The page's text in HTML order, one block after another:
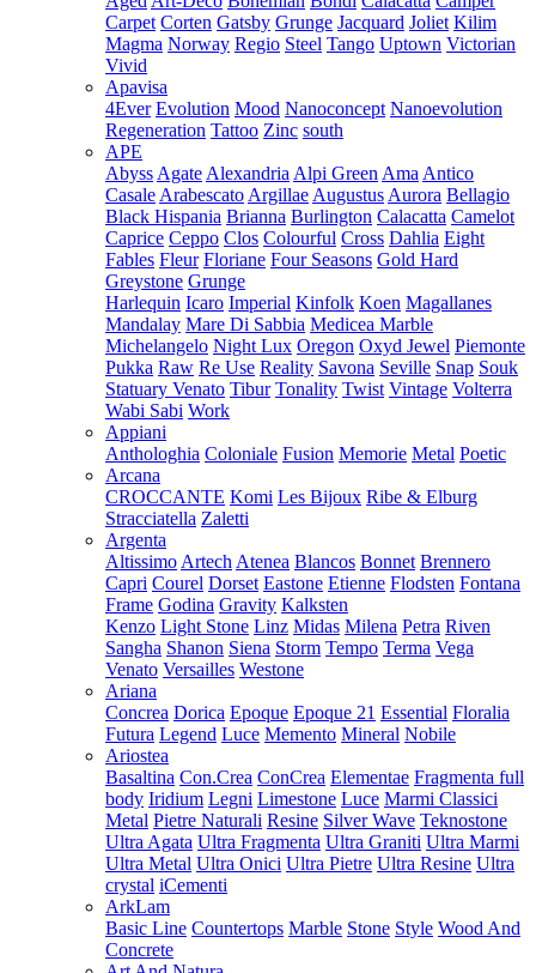
Carpet Corten Gatsby Grunge Jacquard Joliet Kilim
Magma Norway Regio Steel Tango Uptown Victorian
Vivid
Apavisa
4Ever Evolution Mood Nanoconcept Nanoevolution
Regeneration Tattoo Zinc south
APE
Abyss Agate Alexandria Alpi Green Ama Antico
Casale Arabescato Argillae Augustus Aurora Bellagio
Black Hispania Brianna Burlington Calacatta Camelot
Caprice Ceppo Clos Colourful Cross Dahlia Eight
Fables Fleur Floriane Four Seasons Gold Hard
Greystone Grunge
Harlequin Icaro Imperial Kinfolk Koen Magallanes
Mandalay Mare Di Sabbia Medicea Marble
Michelangelo Night Lux Oregon Oxyd Jewel Piemonte
Pukka Raw Re Use Reality Savona Seville Snap Souk
Statuary Venato Tibur Tonality Twist Vintage Volterra
Wabi Sabi Work
Appiani
Anthologhia Coloniale Fusion Memorie Metal Poetic
Arcana
CROCCANTE Komi Les Bijoux Ribe & Elburg
Stracciatella Zaletti
Argenta
Altissimo Artech Atenea Blancos Bonnet Brennero
Capri Courel Dorset Eastone Etienne Flodsten Fontana
Frame Godina Gravity Kalksten
Kenzo Light Stone Linz Midas Milena Petra Riven
Sangha Shanon Siena Storm Tempo Terma Vega
Venato Versailles Westone
Ariana
Concrea Dorica Epoque Epoque 21 Essential Floralia
Futura Legend Luce Memento Mineral Nobile
Ariostea
Basaltina Con.Crea ConCrea Elementae Fragmenta full
body Iridium Legni Limestone Luce Marmi Classici
Metal Pietre Naturali Resine Silver Wave Teknostone
Ultra Agata Ultra Fragmenta Ultra Graniti Ultra Marmi
Ultra Metal Ultra Onici Ultra Pietre Ultra Resine Ultra
crystal iCementi
ArkLam
Basic Line Countertops Marble Stone Style Wood And
Concrete